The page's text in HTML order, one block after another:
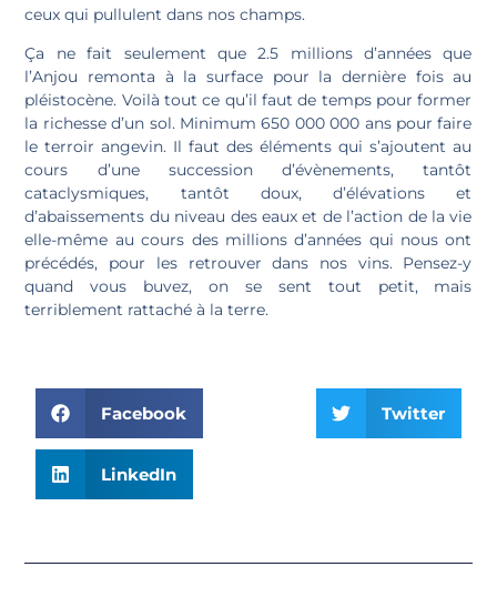
ceux qui pullulent dans nos champs.
Ça ne fait seulement que 2.5 millions d’années que
l’Anjou remonta à la surface pour la dernière fois au
pléistocène. Voilà tout ce qu’il faut de temps pour former
la richesse d’un sol. Minimum 650 000 000 ans pour faire
le terroir angevin. Il faut des éléments qui s’ajoutent au
cours d’une succession d’évènements, tantôt
cataclysmiques, tantôt doux, d’élévations et
d’abaissements du niveau des eaux et de l’action de la vie
elle-même au cours des millions d’années qui nous ont
précédés, pour les retrouver dans nos vins. Pensez-y
quand vous buvez, on se sent tout petit, mais
terriblement rattaché à la terre.
Facebook Twitter
LinkedIn